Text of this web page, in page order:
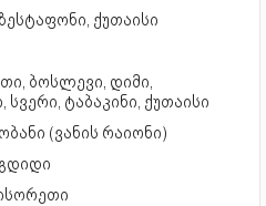
ქუთაისი
ბოსლევი, დიმი,
სვერი, ტაბაკინი, ქუთაისი
(ვანის რაიონი)